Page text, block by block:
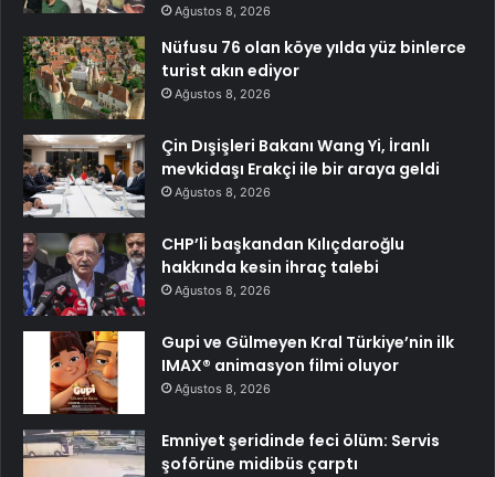
Ağustos 8, 2026
Nüfusu 76 olan köye yılda yüz binlerce
turist akın ediyor
Ağustos 8, 2026
Çin Dışişleri Bakanı Wang Yi, İranlı
mevkidaşı Erakçi ile bir araya geldi
Ağustos 8, 2026
CHP’li başkandan Kılıçdaroğlu
hakkında kesin ihraç talebi
Ağustos 8, 2026
Gupi ve Gülmeyen Kral Türkiye’nin ilk
IMAX® animasyon filmi oluyor
Ağustos 8, 2026
Emniyet şeridinde feci ölüm: Servis
şoförüne midibüs çarptı